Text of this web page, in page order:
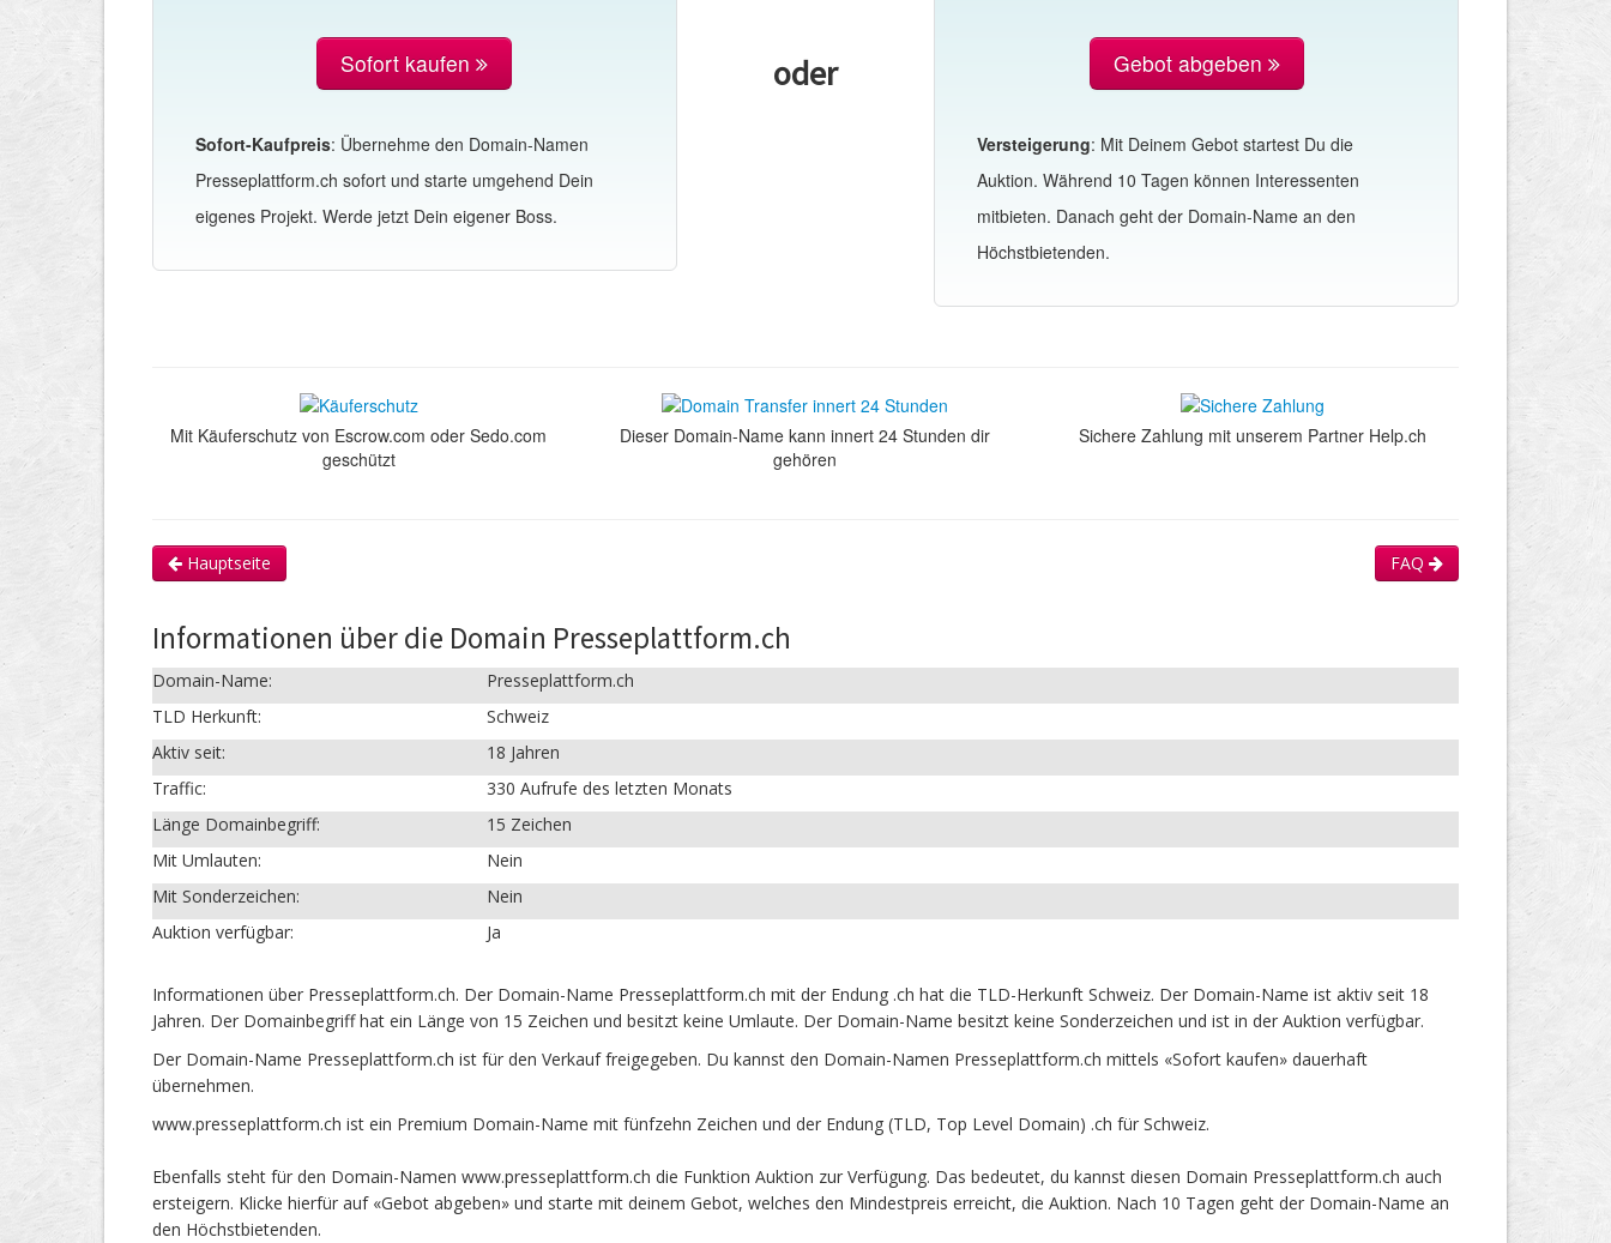
Sofort kaufen
Sofort-Kaufpreis: Übernehme den Domain-Namen
Presseplattform.ch sofort und starte umgehend Dein
eigenes Projekt. Werde jetzt Dein eigener Boss.
oder Gebot abgeben
Versteigerung: Mit Deinem Gebot startest Du die
Auktion. Während 10 Tagen können Interessenten
mitbieten. Danach geht der Domain-Name an den
Höchstbietenden.
Mit Käuferschutz von Escrow.com oder Sedo.com
geschützt
Dieser Domain-Name kann innert 24 Stunden dir
gehören
Sichere Zahlung mit unserem Partner Help.ch
Hauptseite FAQ
Informationen über die Domain Presseplattform.ch
Domain-Name:
Presseplattform.ch
TLD Herkunft:
Schweiz
Aktiv seit:
18 Jahren
Traffic:
330 Aufrufe des letzten Monats
Länge Domainbegriff:
15 Zeichen
Mit Umlauten:
Nein
Mit Sonderzeichen:
Nein
Auktion verfügbar:
Ja
Informationen über Presseplattform.ch. Der Domain-Name Presseplattform.ch mit der Endung .ch hat die TLD-Herkunft Schweiz. Der Domain-Name ist aktiv seit 18
Jahren. Der Domainbegriff hat ein Länge von 15 Zeichen und besitzt keine Umlaute. Der Domain-Name besitzt keine Sonderzeichen und ist in der Auktion verfügbar.
Der Domain-Name Presseplattform.ch ist für den Verkauf freigegeben. Du kannst den Domain-Namen Presseplattform.ch mittels «Sofort kaufen» dauerhaft
übernehmen.
www.presseplattform.ch ist ein Premium Domain-Name mit fünfzehn Zeichen und der Endung (TLD, Top Level Domain) .ch für Schweiz.
Ebenfalls steht für den Domain-Namen www.presseplattform.ch die Funktion Auktion zur Verfügung. Das bedeutet, du kannst diesen Domain Presseplattform.ch auch
ersteigern. Klicke hierfür auf «Gebot abgeben» und starte mit deinem Gebot, welches den Mindestpreis erreicht, die Auktion. Nach 10 Tagen geht der Domain-Name an
den Höchstbietenden.